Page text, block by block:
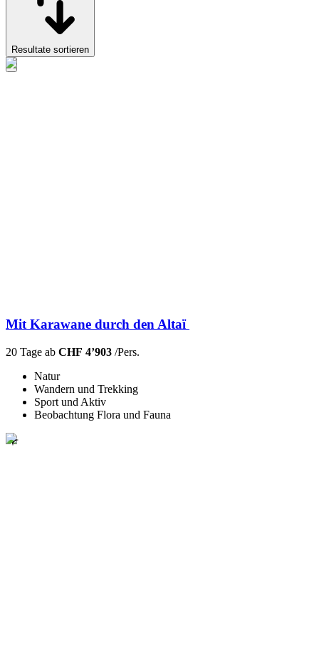
Resultate sortieren
Mit Karawane durch den Altaï
20 Tage ab CHF 4’903 /Pers.
Natur
Wandern und Trekking
Sport und Aktiv
Beobachtung Flora und Fauna